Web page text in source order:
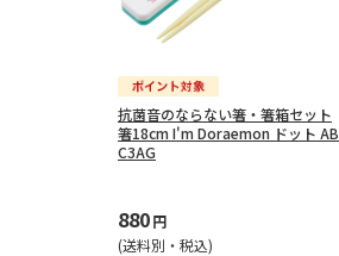
抗菌音のならない箸・箸箱セット
箸18cm I'm Doraemon ドット AB
C3AG
880円
(送料別・税込)